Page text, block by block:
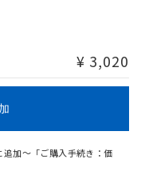
あります。
¥ 3,020
加～「ご購入手続き：価